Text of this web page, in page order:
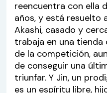
reencuentra con ella
años, y está resuelto
Akashi, casado y
trabaja en una tienda
de la competición,
de conseguir una
triunfar. Y Jin, un
es un espíritu libre,